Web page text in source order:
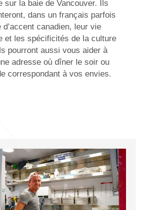
sur la baie de Vancouver. Ils
dans un français parfois
d’accent canadien, leur vie
et les spécificités de la culture
pourront aussi vous aider à
adresse où dîner le soir ou
correspondant à vos envies.